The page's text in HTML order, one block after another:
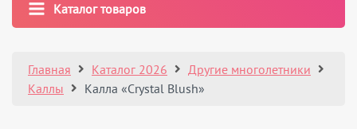
Каталог товаров
Главная Каталог 2026
Другие многолетники
Каллы
Калла «Crystal Blush»